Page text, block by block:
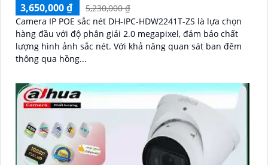
3,650,000 ₫
5,230,000 ₫
Camera IP POE sắc nét DH-IPC-HDW2241T-ZS là lựa chọn
hàng đầu với độ phân giải 2.0 megapixel, đảm bảo chất
lượng hình ảnh sắc nét. Với khả năng quan sát ban đêm
thông qua hồng...